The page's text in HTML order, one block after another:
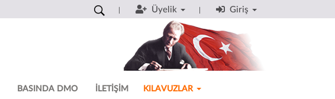
Üyelik Giriş
BASINDA DMO İLETİŞİM KILAVUZLAR